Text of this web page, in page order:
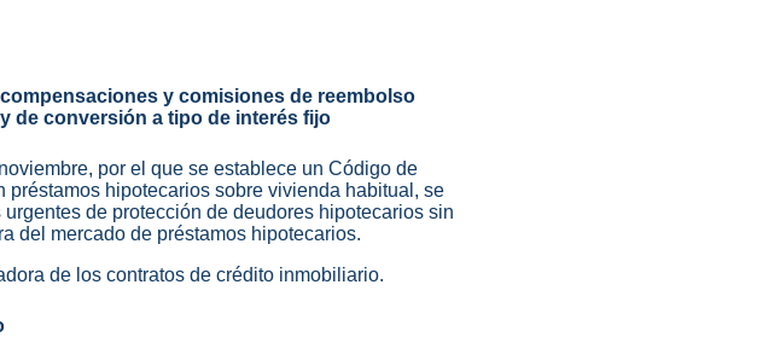
y comisiones de reembolso
de conversión a tipo de interés fijo
por el que se establece un Código de
hipotecarios sobre vivienda habitual, se
de protección de deudores hipotecarios sin
del mercado de préstamos hipotecarios.
de los contratos de crédito inmobiliario.